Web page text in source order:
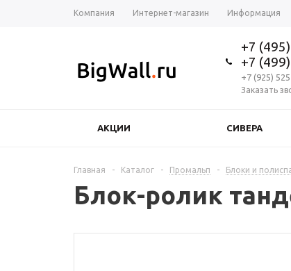
Компания Интернет-магазин Информация
+7
+7
+7 (925)
Заказать
АКЦИИ СИВЕРА
Главная - Каталог - Промальп - Блоки и
Блок-ролик